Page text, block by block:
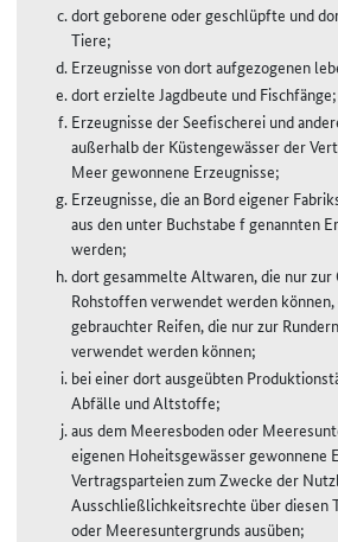
dort geborene oder geschlüpfte und
Tiere;
Erzeugnisse von dort aufgezogenen
dort erzielte Jagdbeute und Fischfänge;
Erzeugnisse der Seefischerei und
außerhalb der Küstengewässer der
Meer gewonnene Erzeugnisse;
Erzeugnisse, die an Bord eigener
aus den unter Buchstabe f genannten
werden;
dort gesammelte Altwaren, die nur zur
Rohstoffen verwendet werden
gebrauchter Reifen, die nur zur
verwendet werden können;
bei einer dort ausgeübten
Abfälle und Altstoffe;
aus dem Meeresboden oder
eigenen Hoheitsgewässer gewonnene
Vertragsparteien zum Zwecke der
Ausschließlichkeitsrechte über diesen
oder Meeresuntergrunds ausüben;